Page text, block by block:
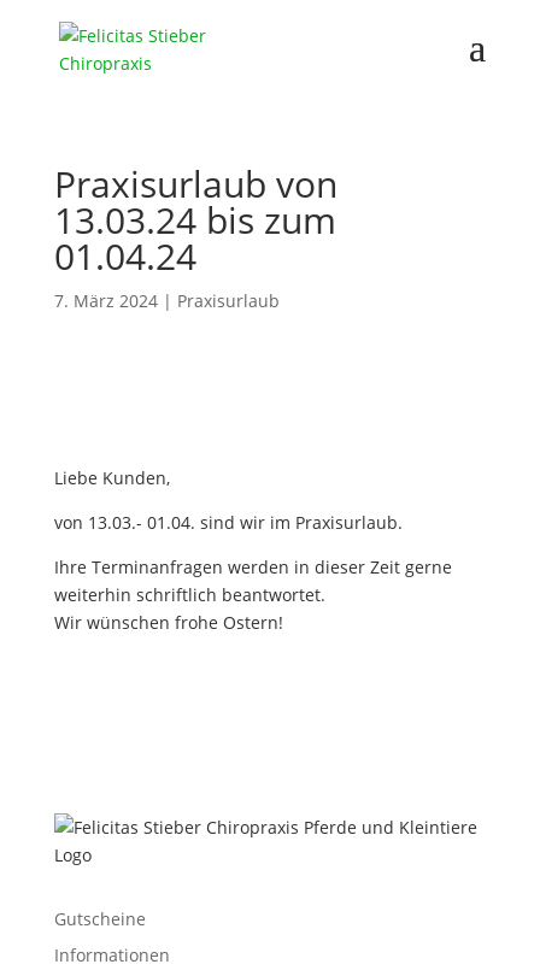
Praxisurlaub von
13.03.24 bis zum
01.04.24
7. März 2024| Praxisurlaub
Liebe Kunden,
von 13.03.- 01.04. sind wir im Praxisurlaub.
Ihre Terminanfragen werden in dieser Zeit gerne
weiterhin schriftlich beantwortet.
Wir wünschen frohe Ostern!
Gutscheine
Informationen